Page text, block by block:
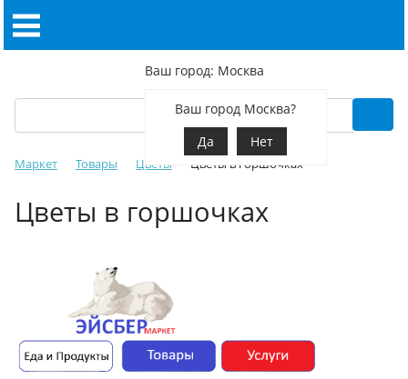
Ваш город: Москва
Ваш город Москва?
Да
Нет
Маркет Товары Цветы Цветы в горшочках
Цветы в горшочках